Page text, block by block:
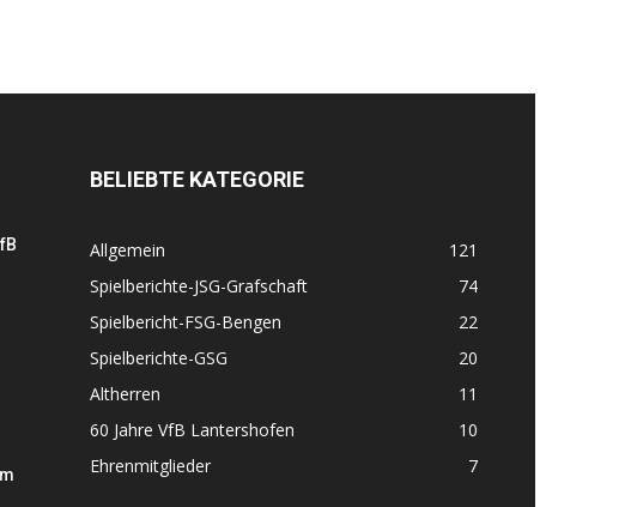
BELIEBTE KATEGORIE
Allgemein
121
Spielberichte-JSG-Grafschaft
74
Spielbericht-FSG-Bengen
22
Spielberichte-GSG
20
Altherren
11
60 Jahre VfB Lantershofen
10
Ehrenmitglieder
7